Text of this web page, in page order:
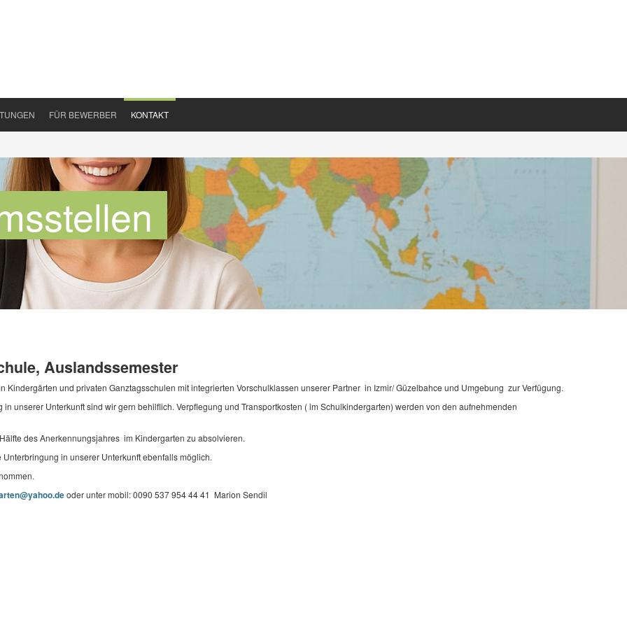
FÜR BEWERBER
KONTAKT
Auslandssemester
und privaten Ganztagsschulen mit integrierten Vorschulklassen unserer Partner in Izmir/ Güzelbahce und Umgebung zur Verfügung.
unserer Unterkunft sind wir gern behilflich. Verpflegung und Transportkosten ( im Schulkindergarten) werden von den aufnehmenden
des Anerkennungsjahres im Kindergarten zu absolvieren.
in unserer Unterkunft ebenfalls möglich.
oder unter mobil: 0090 537 954 44 41 Marion Sendil